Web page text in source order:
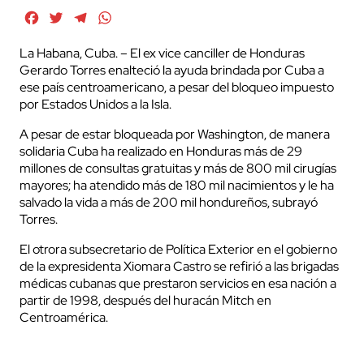
FacebookTwitterTelegram
La Habana, Cuba. – El ex vice canciller de Honduras
Gerardo Torres enalteció la ayuda brindada por Cuba a
ese país centroamericano, a pesar del bloqueo impuesto
por Estados Unidos a la Isla.
A pesar de estar bloqueada por Washington, de manera
solidaria Cuba ha realizado en Honduras más de 29
millones de consultas gratuitas y más de 800 mil cirugías
mayores; ha atendido más de 180 mil nacimientos y le ha
salvado la vida a más de 200 mil hondureños, subrayó
Torres.
El otrora subsecretario de Política Exterior en el gobierno
de la expresidenta Xiomara Castro se refirió a las brigadas
médicas cubanas que prestaron servicios en esa nación a
partir de 1998, después del huracán Mitch en
Centroamérica.